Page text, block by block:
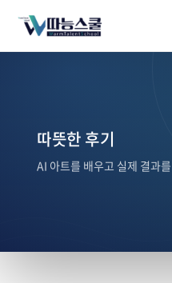
따뜻한 후기
AI 아트를 배우고 실제 결과